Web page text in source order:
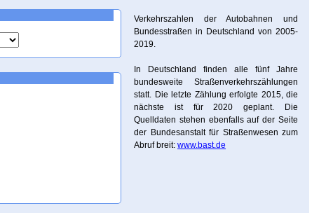
Verkehrszahlen der Autobahnen und
Bundesstraßen in Deutschland von 2005-
2019.
In Deutschland finden alle fünf Jahre
bundesweite Straßenverkehrszählungen
statt. Die letzte Zählung erfolgte 2015, die
nächste ist für 2020 geplant. Die
Quelldaten stehen ebenfalls auf der Seite
der Bundesanstalt für Straßenwesen zum
Abruf breit: www.bast.de